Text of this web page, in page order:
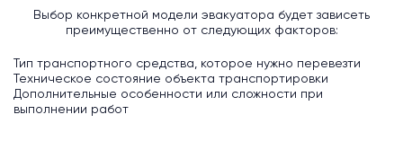
Выбор конкретной модели эвакуатора будет зависеть
преимущественно от следующих факторов:
Тип транспортного средства, которое нужно перевезти
Техническое состояние объекта транспортировки
Дополнительные особенности или сложности при
выполнении работ